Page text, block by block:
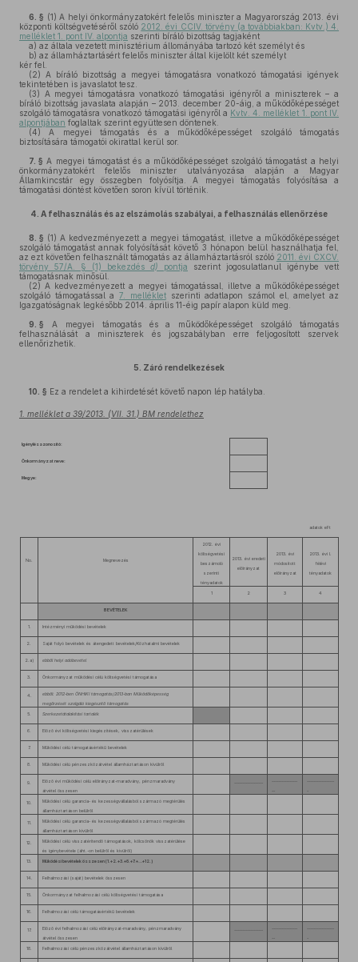
6. § (1) A helyi önkormányzatokért felelős miniszter a Magyarország 2013. évi
központi költségvetéséről szóló 2012. évi CCIV. törvény (a továbbiakban: Kvtv.) 4.
melléklet 1. pont IV. alpontja szerinti bíráló bizottság tagjaként
a) az általa vezetett minisztérium állományába tartozó két személyt és
b) az államháztartásért felelős miniszter által kijelölt két személyt
kér fel.
(2) A bíráló bizottság a megyei támogatásra vonatkozó támogatási igények
tekintetében is javaslatot tesz.
(3) A megyei támogatásra vonatkozó támogatási igényről a miniszterek – a
bíráló bizottság javaslata alapján – 2013. december 20-áig, a működőképességet
szolgáló támogatásra vonatkozó támogatási igényről a Kvtv. 4. melléklet 1. pont IV.
alpontjában foglaltak szerint együttesen döntenek.
(4) A megyei támogatás és a működőképességet szolgáló támogatás
biztosítására támogatói okirattal kerül sor.
7. § A megyei támogatást és a működőképességet szolgáló támogatást a helyi
önkormányzatokért felelős miniszter utalványozása alapján a Magyar
Államkincstár egy összegben folyósítja. A megyei támogatás folyósítása a
támogatási döntést követően soron kívül történik.
4. A felhasználás és az elszámolás szabályai, a felhasználás ellenőrzése
8. § (1) A kedvezményezett a megyei támogatást, illetve a működőképességet
szolgáló támogatást annak folyósítását követő 3 hónapon belül használhatja fel,
az ezt követően felhasznált támogatás az államháztartásról szóló 2011. évi CXCV.
törvény 57/A. § (1) bekezdés d) pontja szerint jogosulatlanul igénybe vett
támogatásnak minősül.
(2) A kedvezményezett a megyei támogatással, illetve a működőképességet
szolgáló támogatással a7. mellékletszerinti adatlapon számol el, amelyet az
Igazgatóságnak legkésőbb 2014. április 11-éig papír alapon küld meg.
9. § A megyei támogatás és a működőképességet szolgáló támogatás
felhasználását a miniszterek és jogszabályban erre feljogosított szervek
ellenőrizhetik.
5. Záró rendelkezések
10. § Ez a rendelet a kihirdetését követő napon lép hatályba.
1. melléklet a 39/2013. (VII. 31.) BM rendelethez
Igénylésazonosító:
Önkormányzat neve:
Megye:
adatok eFt
No. Megnevezés
2012. évi
költségvetési
beszámoló
szerinti
tényadatok
2013. évi eredeti
előirányzat
2013. évi
módosított
előirányzat
2013. évi I.
félévi
tényadatok
1 2 3 4
BEVÉTELEK
1. Intézményi működési bevételek
2. Saját folyó bevételek és átengedett bevételek/Közhatalmi bevételek
2.a) ebből helyi adóbevétel
3. Önkormányzat működési célú költségvetési támogatása
4.
ebből: 2012-ben ÖNHIKI támogatás/2013-ban Működőképesség
megőrzését szolgáló kiegészítő támogatás
5. Szerkezetátalakítási tartalék
6. Előző évi költségvetési kiegészítések, visszatérülések
7. Működési célú támogatásértékű bevételek
8. Működési célú pénzeszközátvétel államháztartáson kívülről
9.
Előző évi működési célú előirányzat-maradvány, pénzmaradvány
átvétel összesen
------------------
----------------
--
-----------------
-
10.
Működési célú garancia- és kezességvállalásból származó megtérülés
államháztartáson belülről
11.
Működési célú garancia- és kezességvállalásból származó megtérülés
államháztartáson kívülről
12.
Működési célú visszatérítendő támogatások, kölcsönök visszatérülése
és igénybevétele (áht.-on belülről és kívülről)
13. Működési bevételek összesen (1.+2.+3.+6.+7.+…+12.)
14. Felhalmozási (saját) bevételek összesen
15. Önkormányzat felhalmozási célú költségvetési támogatása
16. Felhalmozási célú támogatásértékű bevételek
17.
Előző évi felhalmozási célú előirányzat-maradvány, pénzmaradvány
átvétel összesen
------------------
----------------
--
-----------------
-
18. Felhalmozási célú pénzeszközátvétel államháztartáson kívülről